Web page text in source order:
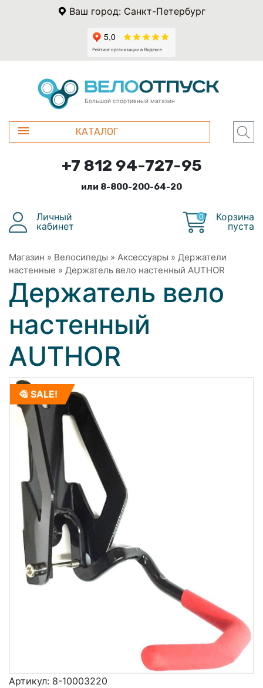
Ваш город: Санкт-Петербург
Большой спортивный магазин
КАТАЛОГ
+7 812 94-727-95
или 8-800-200-64-20
Личный
кабинет
0
Корзина
пуста
Магазин » Велосипеды » Аксессуары » Держатели
настенные » Держатель вело настенный AUTHOR
Держатель вело
настенный
AUTHOR
SALE!
Артикул: 8-10003220